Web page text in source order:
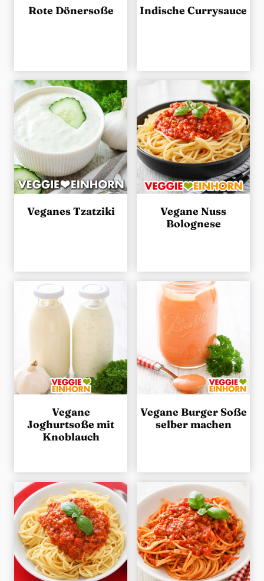
Rote Dönersoße Indische Currysauce
Veganes Tzatziki
Vegane Nuss
Bolognese
Vegane
Joghurtsoße mit
Knoblauch
Vegane Burger Soße
selber machen